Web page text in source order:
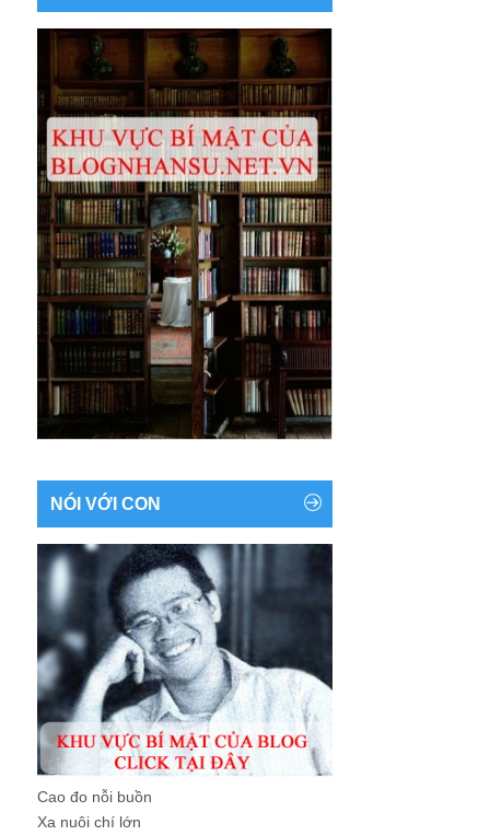
NÓI VỚI CON
Cao đo nỗi buồn
Xa nuôi chí lớn